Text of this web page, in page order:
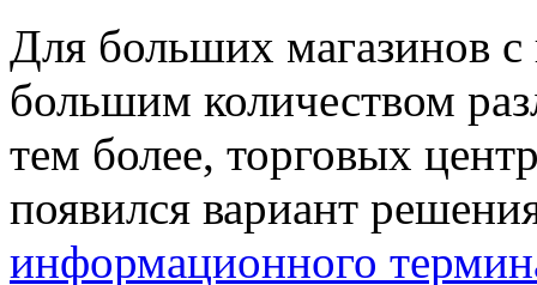
Для больших магазинов
большим количеством
тем более, торговых
появился вариант
информационного